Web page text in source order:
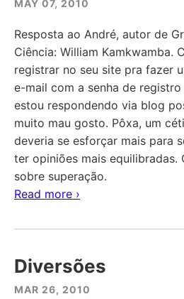
MAY 07, 2010
Resposta ao André, autor de
Ciência: William Kamkwamba.
registrar no seu site pra fazer
e-mail com a senha de
estou respondendo via blog
muito mau gosto. Pôxa, um
deveria se esforçar mais para
ter opiniões mais
sobre superação.
Read more ›
Diversões
MAR 26, 2010